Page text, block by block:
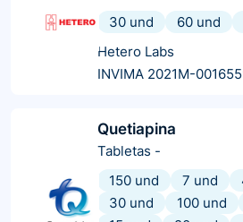
30 und
60 und
Hetero Labs
INVIMA 2021M-
Quetiapina
Tabletas -
150 und
7 und
30 und
100 und